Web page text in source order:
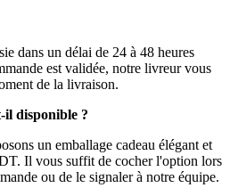
dans un délai de 24 à 48 heures
est validée, notre livreur vous
de la livraison.
il disponible ?
un emballage cadeau élégant et
Il vous suffit de cocher l'option lors
ou de le signaler à notre équipe.